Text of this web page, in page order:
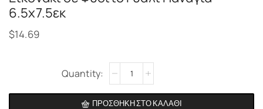
6.5χ7.5εκ
$14.69
ΠΡΟΣΘΉΚΗ ΣΤΟ ΚΑΛΆΘΙ
Alternative: